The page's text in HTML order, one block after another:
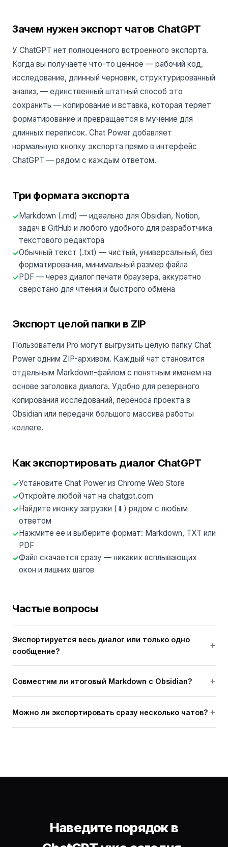
Зачем нужен экспорт чатов ChatGPT
У ChatGPT нет полноценного встроенного экспорта.
Когда вы получаете что-то ценное — рабочий код,
исследование, длинный черновик, структурированный
анализ, — единственный штатный способ это
сохранить — копирование и вставка, которая теряет
форматирование и превращается в мучение для
длинных переписок. Chat Power добавляет
нормальную кнопку экспорта прямо в интерфейс
ChatGPT — рядом с каждым ответом.
Три формата экспорта
Markdown (.md) — идеально для Obsidian, Notion,
задач в GitHub и любого удобного для разработчика
текстового редактора
Обычный текст (.txt) — чистый, универсальный, без
форматирования, минимальный размер файла
PDF — через диалог печати браузера, аккуратно
сверстано для чтения и быстрого обмена
Экспорт целой папки в ZIP
Пользователи Pro могут выгрузить целую папку Chat
Power одним ZIP-архивом. Каждый чат становится
отдельным Markdown-файлом с понятным именем на
основе заголовка диалога. Удобно для резервного
копирования исследований, переноса проекта в
Obsidian или передачи большого массива работы
коллеге.
Как экспортировать диалог ChatGPT
Установите Chat Power из Chrome Web Store
Откройте любой чат на chatgpt.com
Найдите иконку загрузки (⬇) рядом с любым
ответом
Нажмите её и выберите формат: Markdown, TXT или
PDF
Файл скачается сразу — никаких всплывающих
окон и лишних шагов
Частые вопросы
Экспортируется весь диалог или только одно
сообщение?
Совместим ли итоговый Markdown с Obsidian?
Можно ли экспортировать сразу несколько чатов?
Наведите порядок в